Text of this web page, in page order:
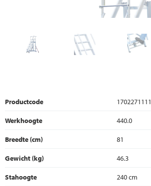
Productcode
1702271111
Werkhoogte
440.0
Breedte (cm)
81
Gewicht (kg)
46.3
Stahoogte
240 cm